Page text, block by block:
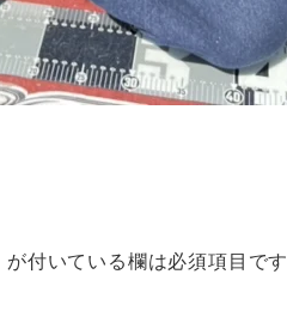
が付いている欄は必須項目です